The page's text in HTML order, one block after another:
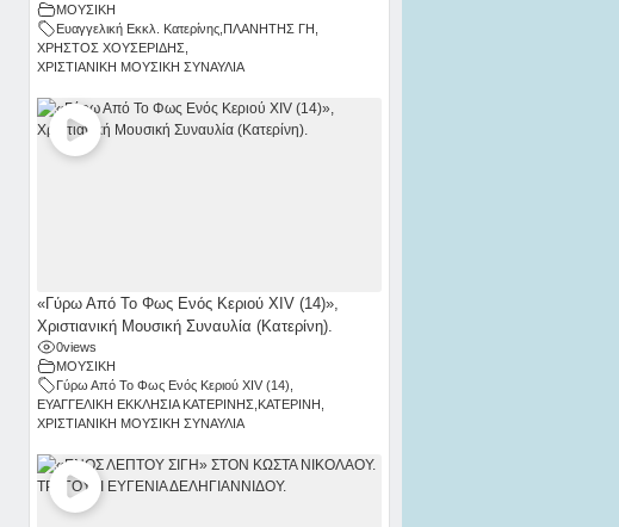
ΜΟΥΣΙΚΗ
Ευαγγελική Εκκλ. Κατερίνης, ΠΛΑΝΗΤΗΣ ΓΗ
ΧΡΗΣΤΟΣ ΧΟΥΣΕΡΙΔΗΣ
ΧΡΙΣΤΙΑΝΙΚΗ ΜΟΥΣΙΚΗ ΣΥΝΑΥΛΙΑ
«Γύρω Από Το Φως Ενός Κεριού ΧΙV (14)»,
Χριστιανική Μουσική Συναυλία (Κατερίνη).
0views
ΜΟΥΣΙΚΗ
Γύρω Από Το Φως Ενός Κεριού ΧΙV (14)
ΕΥΑΓΓΕΛΙΚΗ ΕΚΚΛΗΣΙΑ ΚΑΤΕΡΙΝΗΣ ΚΑΤΕΡΙΝΗ
ΧΡΙΣΤΙΑΝΙΚΗ ΜΟΥΣΙΚΗ ΣΥΝΑΥΛΙΑ